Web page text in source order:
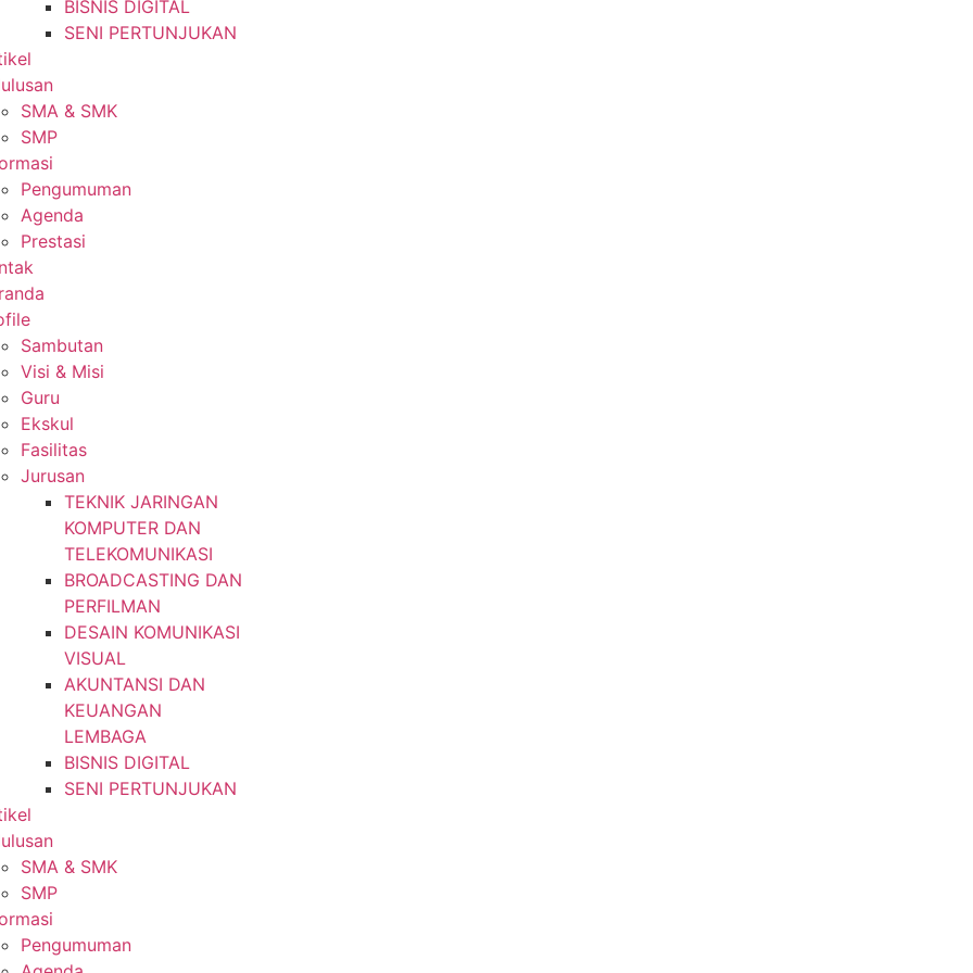
BISNIS DIGITAL
SENI PERTUNJUKAN
SMA & SMK
SMP
Pengumuman
Agenda
Prestasi
Sambutan
Visi & Misi
Guru
Ekskul
Fasilitas
Jurusan
TEKNIK JARINGAN
KOMPUTER DAN
TELEKOMUNIKASI
BROADCASTING DAN
PERFILMAN
DESAIN KOMUNIKASI
VISUAL
AKUNTANSI DAN
KEUANGAN
LEMBAGA
BISNIS DIGITAL
SENI PERTUNJUKAN
SMA & SMK
SMP
Pengumuman